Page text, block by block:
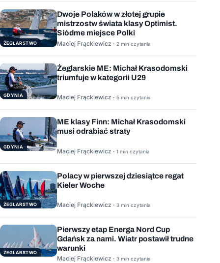
ŻEGLARSTWO
Dwoje Polaków w złotej grupie
mistrzostw świata klasy Optimist.
Siódme miejsce Polki
Maciej Frąckiewicz · 2 min czytania
GDYNIA
Żeglarskie ME: Michał Krasodomski
triumfuje w kategorii U29
Maciej Frąckiewicz · 5 min czytania
GDYNIA
ME klasy Finn: Michał Krasodomski
musi odrabiać straty
Maciej Frąckiewicz · 1 min czytania
ŻEGLARSTWO
Polacy w pierwszej dziesiątce regat
Kieler Woche
Maciej Frąckiewicz · 3 min czytania
ŻEGLARSTWO
Pierwszy etap Energa Nord Cup
Gdańsk za nami. Wiatr postawił trudne
warunki
Maciej Frąckiewicz · 3 min czytania